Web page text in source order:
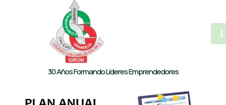
30 Años Formando Líderes Emprendedores